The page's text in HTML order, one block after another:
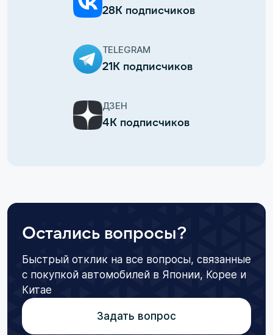
28К подписчиков
TELEGRAM
21К подписчиков
ДЗЕН
4К подписчиков
Остались вопросы?
Быстрый отклик на все вопросы, связанные
с покупкой автомобилей в Японии, Корее и
Китае
Задать вопрос